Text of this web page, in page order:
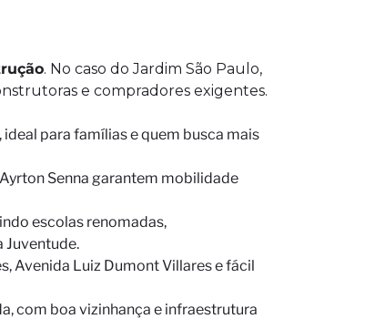
. No caso do Jardim São Paulo,
e compradores exigentes.
para famílias e quem busca mais
Senna garantem mobilidade
escolas renomadas,
Juventude.
Avenida Luiz Dumont Villares e fácil
com boa vizinhança e infraestrutura